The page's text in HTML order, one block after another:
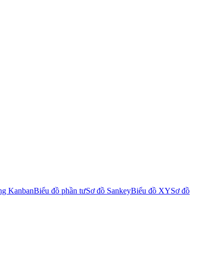
KanbanBiểu đồ phần tưSơ đồ SankeyBiểu đồ XYSơ đồ